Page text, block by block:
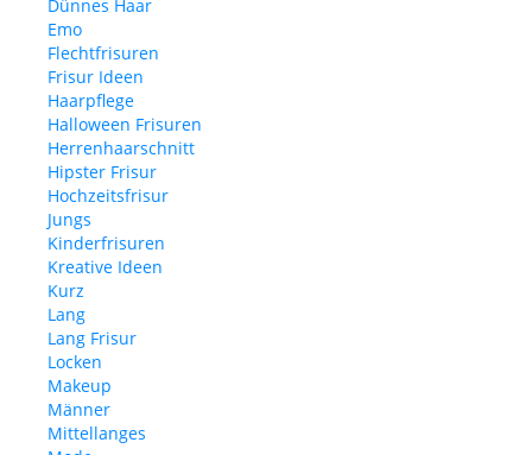
Dünnes Haar
Emo
Flechtfrisuren
Frisur Ideen
Haarpflege
Halloween Frisuren
Herrenhaarschnitt
Hipster Frisur
Hochzeitsfrisur
Jungs
Kinderfrisuren
Kreative Ideen
Kurz
Lang
Lang Frisur
Locken
Makeup
Männer
Mittellanges